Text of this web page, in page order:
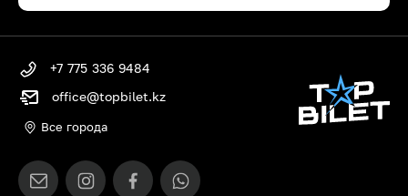
+7 775 336 9484
office@topbilet.kz
Все города